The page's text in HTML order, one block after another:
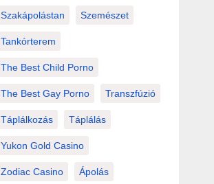
Szakápolástan Szemészet
Tankórterem
The Best Child Porno
The Best Gay Porno Transzfúzió
Táplálkozás Táplálás
Yukon Gold Casino
Zodiac Casino Ápolás